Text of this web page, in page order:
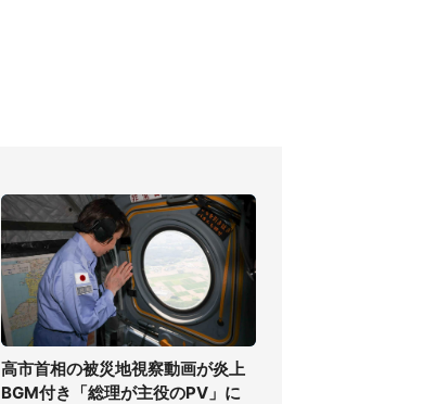
高市首相の被災地視察動画が炎上
BGM付き「総理が主役のPV」に